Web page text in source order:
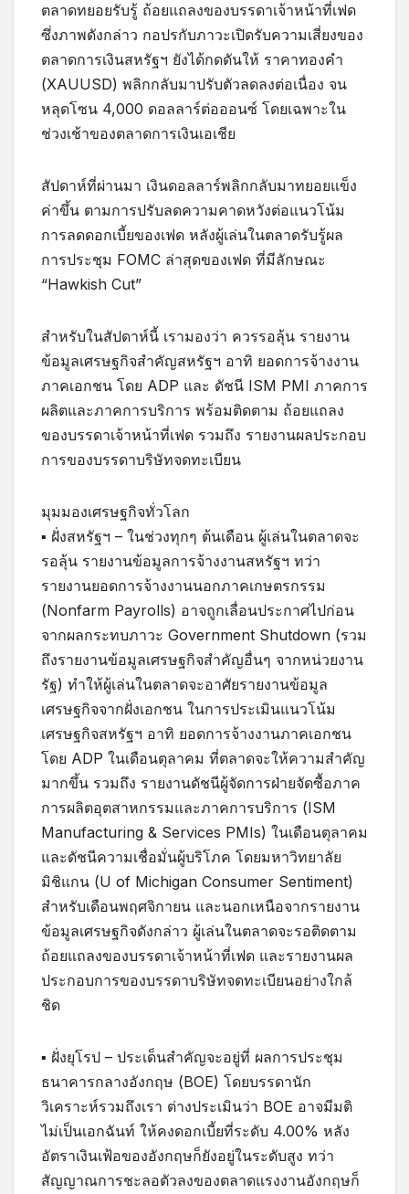
ตลาดทยอยรับรู้ ถ้อยแถลงของบรรดาเจ้าหน้าที่เฟด
ซึ่งภาพดังกล่าว กอปรกับภาวะเปิดรับความเสี่ยงของ
ตลาดการเงินสหรัฐฯ ยังได้กดดันให้ ราคาทองคำ
(XAUUSD) พลิกกลับมาปรับตัวลดลงต่อเนื่อง จน
หลุดโซน 4,000 ดอลลาร์ต่อออนซ์ โดยเฉพาะใน
ช่วงเช้าของตลาดการเงินเอเชีย
สัปดาห์ที่ผ่านมา เงินดอลลาร์พลิกกลับมาทยอยแข็ง
ค่าขึ้น ตามการปรับลดความคาดหวังต่อแนวโน้ม
การลดดอกเบี้ยของเฟด หลังผู้เล่นในตลาดรับรู้ผล
การประชุม FOMC ล่าสุดของเฟด ที่มีลักษณะ
“Hawkish Cut”
สำหรับในสัปดาห์นี้ เรามองว่า ควรรอลุ้น รายงาน
ข้อมูลเศรษฐกิจสำคัญสหรัฐฯ อาทิ ยอดการจ้างงาน
ภาคเอกชน โดย ADP และ ดัชนี ISM PMI ภาคการ
ผลิตและภาคการบริการ พร้อมติดตาม ถ้อยแถลง
ของบรรดาเจ้าหน้าที่เฟด รวมถึง รายงานผลประกอบ
การของบรรดาบริษัทจดทะเบียน
มุมมองเศรษฐกิจทั่วโลก
▪ ฝั่งสหรัฐฯ – ในช่วงทุกๆ ต้นเดือน ผู้เล่นในตลาดจะ
รอลุ้น รายงานข้อมูลการจ้างงานสหรัฐฯ ทว่า
รายงานยอดการจ้างงานนอกภาคเกษตรกรรม
(Nonfarm Payrolls) อาจถูกเลื่อนประกาศไปก่อน
จากผลกระทบภาวะ Government Shutdown (รวม
ถึงรายงานข้อมูลเศรษฐกิจสำคัญอื่นๆ จากหน่วยงาน
รัฐ) ทำให้ผู้เล่นในตลาดจะอาศัยรายงานข้อมูล
เศรษฐกิจจากฝั่งเอกชน ในการประเมินแนวโน้ม
เศรษฐกิจสหรัฐฯ อาทิ ยอดการจ้างงานภาคเอกชน
โดย ADP ในเดือนตุลาคม ที่ตลาดจะให้ความสำคัญ
มากขึ้น รวมถึง รายงานดัชนีผู้จัดการฝ่ายจัดซื้อภาค
การผลิตอุตสาหกรรมและภาคการบริการ (ISM
Manufacturing & Services PMIs) ในเดือนตุลาคม
และดัชนีความเชื่อมั่นผู้บริโภค โดยมหาวิทยาลัย
มิชิแกน (U of Michigan Consumer Sentiment)
สำหรับเดือนพฤศจิกายน และนอกเหนือจากรายงาน
ข้อมูลเศรษฐกิจดังกล่าว ผู้เล่นในตลาดจะรอติดตาม
ถ้อยแถลงของบรรดาเจ้าหน้าที่เฟด และรายงานผล
ประกอบการของบรรดาบริษัทจดทะเบียนอย่างใกล้
ชิด
▪ ฝั่งยุโรป – ประเด็นสำคัญจะอยู่ที่ ผลการประชุม
ธนาคารกลางอังกฤษ (BOE) โดยบรรดานัก
วิเคราะห์รวมถึงเรา ต่างประเมินว่า BOE อาจมีมติ
ไม่เป็นเอกฉันท์ ให้คงดอกเบี้ยที่ระดับ 4.00% หลัง
อัตราเงินเฟ้อของอังกฤษก็ยังอยู่ในระดับสูง ทว่า
สัญญาณการชะลอตัวลงของตลาดแรงงานอังกฤษก็